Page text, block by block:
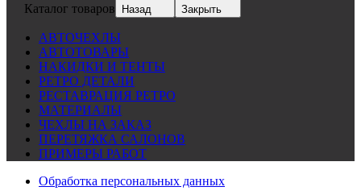
Каталог товаров Назад Закрыть
АВТОЧЕХЛЫ
АВТОТОВАРЫ
НАКИДКИ И ТЕНТЫ
РЕТРО ДЕТАЛИ
РЕСТАВРАЦИЯ РЕТРО
МАТЕРИАЛЫ
ЧЕХЛЫ НА ЗАКАЗ
ПЕРЕТЯЖКА САЛОНОВ
ПРИМЕРЫ РАБОТ
Обработка персональных данных